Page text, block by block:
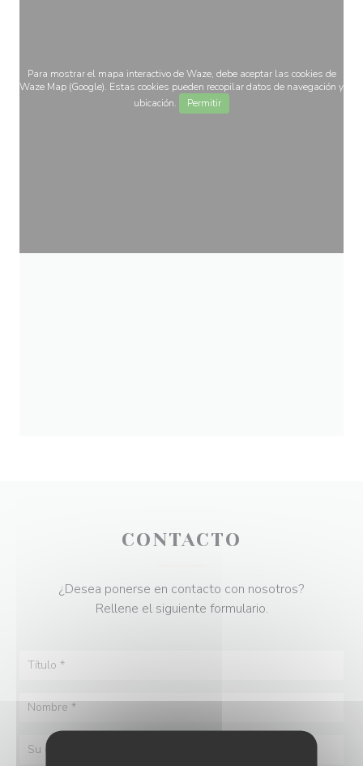
Para mostrar el mapa interactivo de Waze, debe aceptar las cookies de
Waze Map (Google). Estas cookies pueden recopilar datos de navegación y
ubicación.
Permitir
CONTACTO
¿Desea ponerse en contacto con nosotros?
Rellene el siguiente formulario.